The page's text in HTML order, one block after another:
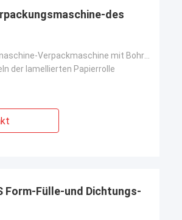
des
der lamellierten Papierrolle
Form-Fülle-und Dichtungs-